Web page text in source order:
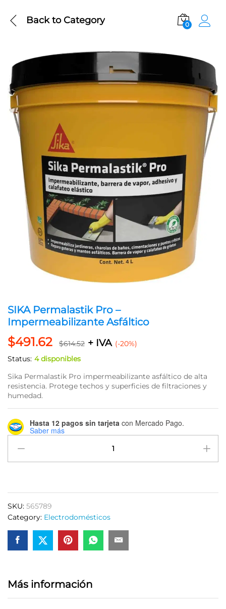
Back toCategory 0
SIKA Permalastik Pro –
Impermeabilizante Asfáltico
$491.62 $614.52 + IVA (-20%)
Status: 4 disponibles
Sika Permalastik Pro impermeabilizante asfáltico de alta
resistencia. Protege techos y superficies de filtraciones y
humedad.
Hasta 12 pagos sin tarjeta con Mercado Pago.
Saber más
Permalastik
Pro
Asfáltico
quantity
SKU: 565789
Category: Electrodomésticos
Más información